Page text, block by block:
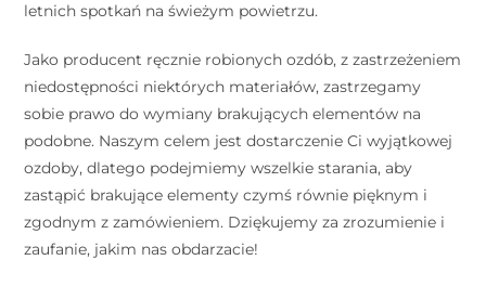
letnich spotkań na świeżym powietrzu.
Jako producent ręcznie robionych ozdób, z zastrzeżeniem
niedostępności niektórych materiałów, zastrzegamy
sobie prawo do wymiany brakujących elementów na
podobne. Naszym celem jest dostarczenie Ci wyjątkowej
ozdoby, dlatego podejmiemy wszelkie starania, aby
zastąpić brakujące elementy czymś równie pięknym i
zgodnym z zamówieniem. Dziękujemy za zrozumienie i
zaufanie, jakim nas obdarzacie!